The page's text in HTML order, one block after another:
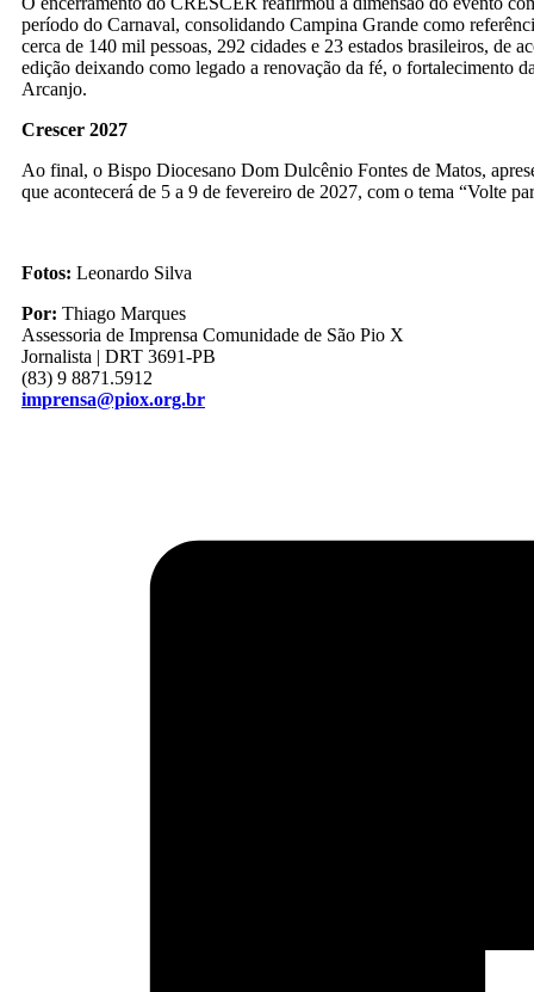
período do Carnaval, consolidando Campina Grande como
cerca de 140 mil pessoas, 292 cidades e 23 estados brasileiros,
edição deixando como legado a renovação da fé, o fortalecimento
Arcanjo.
Crescer 2027
Ao final, o Bispo Diocesano Dom Dulcênio Fontes de Matos,
que acontecerá de 5 a 9 de fevereiro de 2027, com o tema “Volte
Fotos: Leonardo Silva
Por: Thiago Marques
Assessoria de Imprensa Comunidade de São Pio X
Jornalista | DRT 3691-PB
(83) 9 8871.5912
imprensa@piox.org.br